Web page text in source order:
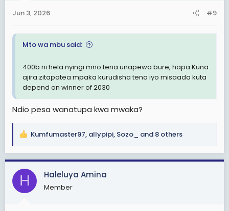
s
Jun 3, 2026 #9
Mto wa mbu said:
400b ni hela nyingi mno tena unapewa bure, hapa Kuna
ajira zitapotea mpaka kurudisha tena iyo misaada kuta
depend on winner of 2030
Ndio pesa wanatupa kwa mwaka?
R
a
c
i
Kumfumaster97, allypipi, Sozo_ and 8 others
H Haleluya Amina
Member